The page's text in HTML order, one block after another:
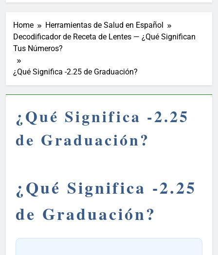
Home
Herramientas de Salud en Español
Decodificador de Receta de Lentes — ¿Qué Significan
Tus Números?
¿Qué Significa -2.25 de Graduación?
¿Qué Significa -2.25
de Graduación?
¿Qué Significa -2.25
de Graduación?